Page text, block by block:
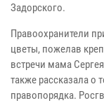
Задорского.
Правоохранители
цветы, пожелав
встречи мама
также рассказала о
правопорядка.